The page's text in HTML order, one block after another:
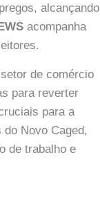
alcançando
acompanha
de comércio
para reverter
para a
do Novo Caged,
de trabalho e